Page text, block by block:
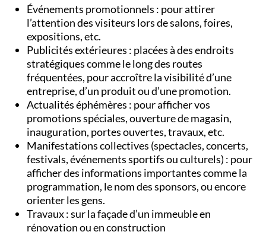
Événements promotionnels : pour attirer
l’attention des visiteurs lors de salons, foires,
expositions, etc.
Publicités extérieures : placées à des endroits
stratégiques comme le long des routes
fréquentées, pour accroître la visibilité d’une
entreprise, d’un produit ou d’une promotion.
Actualités éphémères : pour afficher vos
promotions spéciales, ouverture de magasin,
inauguration, portes ouvertes, travaux, etc.
Manifestations collectives (spectacles, concerts,
festivals, événements sportifs ou culturels) : pour
afficher des informations importantes comme la
programmation, le nom des sponsors, ou encore
orienter les gens.
Travaux : sur la façade d’un immeuble en
rénovation ou en construction